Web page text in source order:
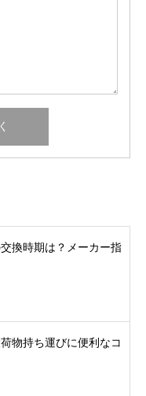
換時期は？メーカー指
物持ち運びに便利なコ